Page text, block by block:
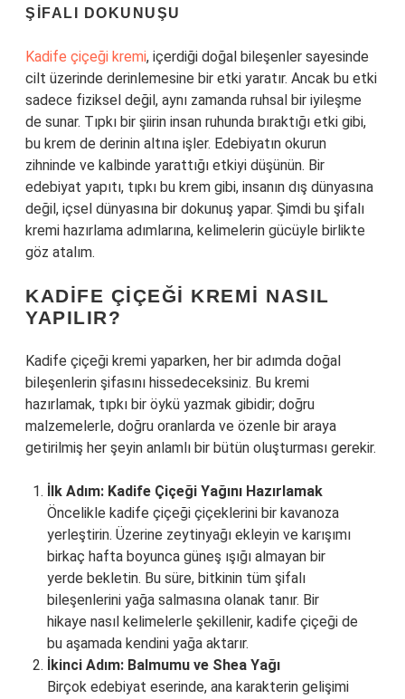
ŞIFALI DOKUNUŞU
Kadife çiçeği kremi, içerdiği doğal bileşenler sayesinde
cilt üzerinde derinlemesine bir etki yaratır. Ancak bu etki
sadece fiziksel değil, aynı zamanda ruhsal bir iyileşme
de sunar. Tıpkı bir şiirin insan ruhunda bıraktığı etki gibi,
bu krem de derinin altına işler. Edebiyatın okurun
zihninde ve kalbinde yarattığı etkiyi düşünün. Bir
edebiyat yapıtı, tıpkı bu krem gibi, insanın dış dünyasına
değil, içsel dünyasına bir dokunuş yapar. Şimdi bu şifalı
kremi hazırlama adımlarına, kelimelerin gücüyle birlikte
göz atalım.
KADIFE ÇIÇEĞI KREMI NASIL
YAPILIR?
Kadife çiçeği kremi yaparken, her bir adımda doğal
bileşenlerin şifasını hissedeceksiniz. Bu kremi
hazırlamak, tıpkı bir öykü yazmak gibidir; doğru
malzemelerle, doğru oranlarda ve özenle bir araya
getirilmiş her şeyin anlamlı bir bütün oluşturması gerekir.
İlk Adım: Kadife Çiçeği Yağını Hazırlamak
Öncelikle kadife çiçeği çiçeklerini bir kavanoza
yerleştirin. Üzerine zeytinyağı ekleyin ve karışımı
birkaç hafta boyunca güneş ışığı almayan bir
yerde bekletin. Bu süre, bitkinin tüm şifalı
bileşenlerini yağa salmasına olanak tanır. Bir
hikaye nasıl kelimelerle şekillenir, kadife çiçeği de
bu aşamada kendini yağa aktarır.
İkinci Adım: Balmumu ve Shea Yağı
Birçok edebiyat eserinde, ana karakterin gelişimi